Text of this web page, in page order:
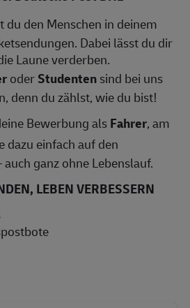
du den Menschen in deinem
Dabei lässt du dir
Laune verderben.
oderStudentensind bei uns
denn du zählst, wie du bist!
Bewerbung alsFahrer, am
dazu einfach auf den
ganz ohne Lebenslauf.
LEBEN VERBESSERN